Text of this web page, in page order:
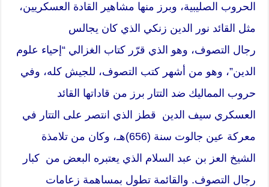
الحروب الصليبية، وبرز منها مشاهير القادة العسكريين،
مثل القائد نور الدين زنكي الذي كان يجالس
رجال التصوف، وهو الذي قرّر كتاب الغزالي “إحياء علوم
الدين”، وهو من أشهر كتب التصوف، للجيش كله، وفي
حروب المماليك ضد التتار برز من قاداتها القائد
العسكري سيف الدين قطز الذي انتصر على التتار في
معركة عين جالوت سنة (656)هـ، وكان من تلامذة
الشيخ العز بن عبد السلام الذي يعتبره البعض من كبار
رجال التصوف. والقائمة تطول بمساهمة زعامات